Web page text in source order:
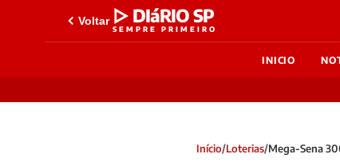
Voltar ▷ DIáRIO SP
SEMPRE PRIMEIRO
INICIO
Início/Loterias/Mega-Sena